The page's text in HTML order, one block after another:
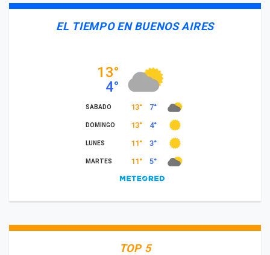
EL TIEMPO EN BUENOS AIRES
TOP 5